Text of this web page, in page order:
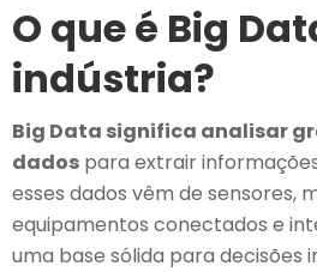
O que é Big
indústria?
Big Data significa analisar
dados para extrair
esses dados vêm de sensores,
equipamentos conectados e
uma base sólida para decisões